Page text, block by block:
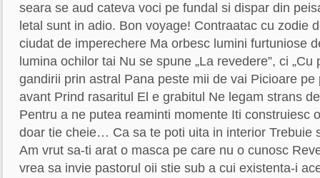
seara se aud cateva voci pe fundal si dispar din
letal sunt in adio. Bon voyage! Contraatac cu zodie
ciudat de imperechere Ma orbesc lumini furtuniose
lumina ochilor tai Nu se spune „La revedere”, ci „Cu
gandirii prin astral Pana peste mii de vai Picioare pe
avant Prind rasaritul El e grabitul Ne legam strans
Pentru a ne putea reaminti momente Iti construiesc
doar tie cheie… Ca sa te poti uita in interior Trebuie
Am vrut sa-ti arat o masca pe care nu o cunosc
vrea sa invie pastorul oii stie sub a cui existenta-i